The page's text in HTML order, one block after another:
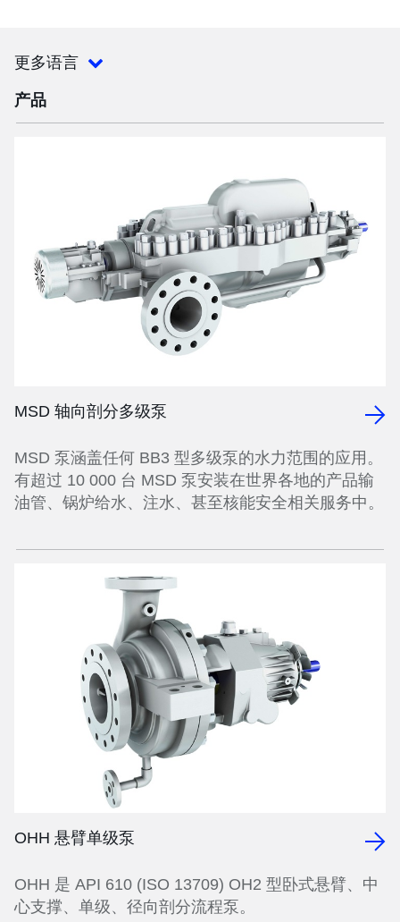
更多语言
产品
MSD 轴向剖分多级泵
MSD 泵涵盖任何 BB3 型多级泵的水力范围的应用。
有超过 10 000 台 MSD 泵安装在世界各地的产品输
油管、锅炉给水、注水、甚至核能安全相关服务中。
OHH 悬臂单级泵
OHH 是 API 610 (ISO 13709) OH2 型卧式悬臂、中
心支撑、单级、径向剖分流程泵。